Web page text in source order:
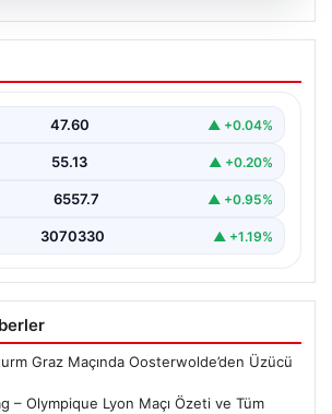
Prag – Olympique Lyon
Tüm Önemli Anları
47.60 ▲ +0.04%
55.13 ▲ +0.20%
6557.7 ▲ +0.95%
3070330 ▲ +1.19%
Graz Maçında Oosterwolde’den Üzücü
– Olympique Lyon Maçı Özeti ve Tüm